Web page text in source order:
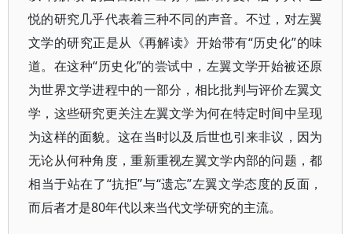
悦的研究几乎代表着三种不同的声音。不过，对左翼
文学的研究正是从《再解读》开始带有“历史化”的味
道。在这种“历史化”的尝试中，左翼文学开始被还原
为世界文学进程中的一部分，相比批判与评价左翼文
学，这些研究更关注左翼文学为何在特定时间中呈现
为这样的面貌。这在当时以及后世也引来非议，因为
无论从何种角度，重新重视左翼文学内部的问题，都
相当于站在了“抗拒”与“遗忘”左翼文学态度的反面，
而后者才是80年代以来当代文学研究的主流。